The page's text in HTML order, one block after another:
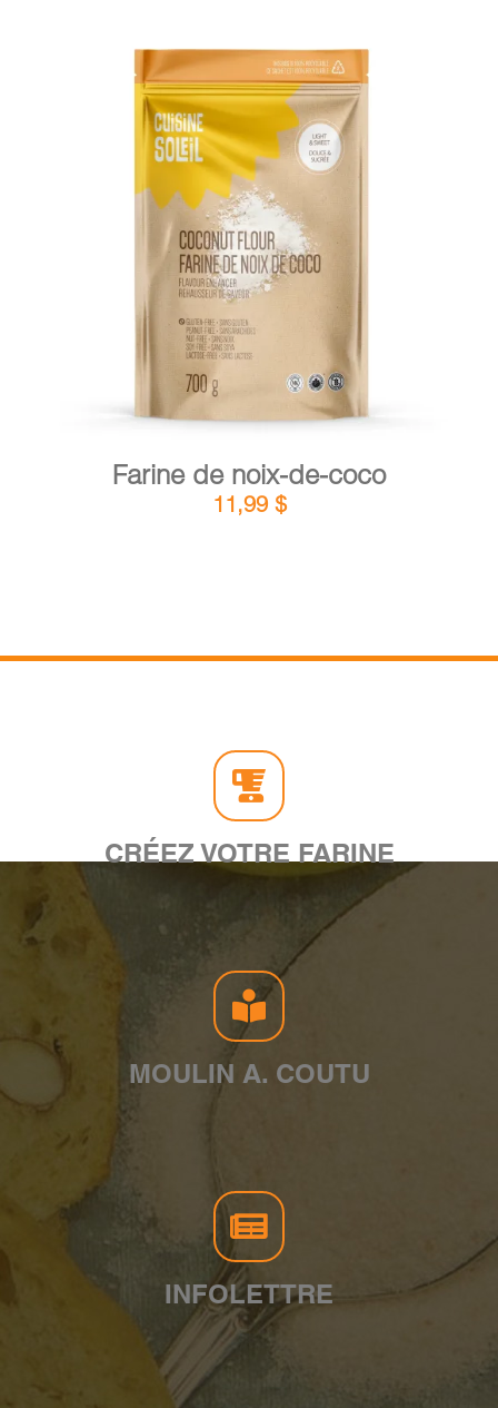
AJOUTER AU PANIER / DÉTAILS
Farine de noix-de-coco
11,99 $
CRÉEZ VOTRE FARINE
MOULIN A. COUTU
INFOLETTRE